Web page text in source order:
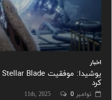
اخبار
کرد
نوامبر 11th, 2025 0